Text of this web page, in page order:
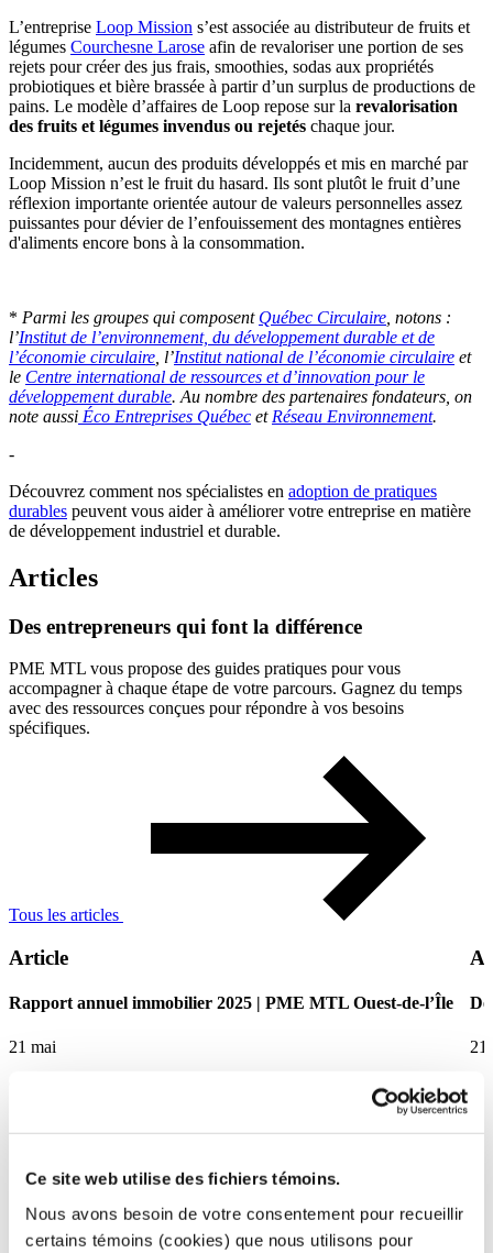
Ce site web utilise des fichiers témoins.
Nous avons besoin de votre consentement pour recueillir
certains témoins (cookies) que nous utilisons pour
L’entreprise Loop Mission s’est associée au distributeur de fruits et
légumes Courchesne Larose afin de revaloriser une portion de ses
rejets pour créer des jus frais, smoothies, sodas aux propriétés
probiotiques et bière brassée à partir d’un surplus de productions de
pains. Le modèle d’affaires de Loop repose sur la revalorisation
des fruits et légumes invendus ou rejetés chaque jour.
Incidemment, aucun des produits développés et mis en marché par
Loop Mission n’est le fruit du hasard. Ils sont plutôt le fruit d’une
réflexion importante orientée autour de valeurs personnelles assez
puissantes pour dévier de l’enfouissement des montagnes entières
d'aliments encore bons à la consommation.
* Parmi les groupes qui composent Québec Circulaire , notons :
l’Institut de l’environnement, du développement durable et de
l’économie circulaire , l’Institut national de l’économie circulaire et
le Centre international de ressources et d’innovation pour le
développement durable. Au nombre des partenaires fondateurs, on
note aussi Éco Entreprises Québec et Réseau Environnement.
-
Découvrez comment nos spécialistes en adoption de pratiques
durables peuvent vous aider à améliorer votre entreprise en matière
de développement industriel et durable.
Articles
Des entrepreneurs qui font la différence
PME MTL vous propose des guides pratiques pour vous
accompagner à chaque étape de votre parcours. Gagnez du temps
avec des ressources conçues pour répondre à vos besoins
spécifiques.
Tous les articles
Article
Rapport annuel immobilier 2025 | PME MTL Ouest-de-l’Île
21 mai
21